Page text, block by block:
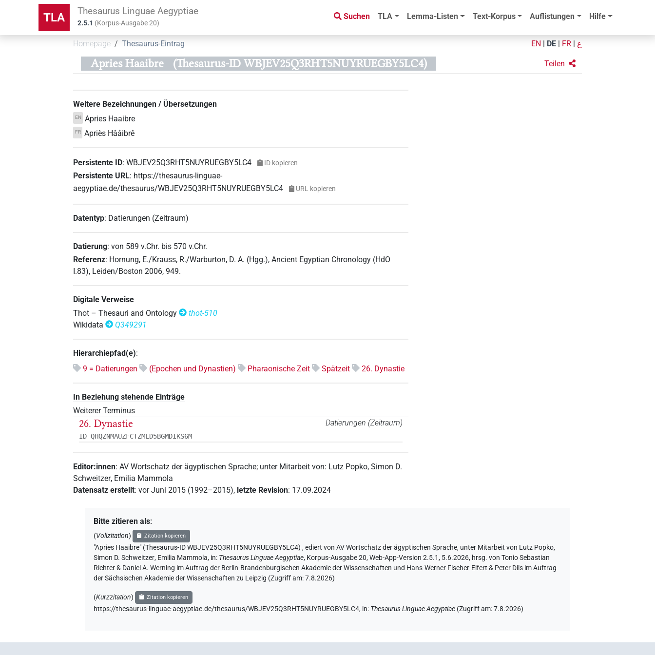
TLA Thesaurus Linguae Aegyptiae
2.5.1 (Korpus-Ausgabe20)
Suchen TLA Lemma-Listen Text-Korpus Auflistungen Hilfe
Homepage Thesaurus-Eintrag EN DE FR ع
Apries Haaibre (Thesaurus-ID WBJEV25Q3RHT5NUYRUEGBY5LC4) Teilen
Weitere Bezeichnungen / Übersetzungen
EN Apries Haaibre
FR Apriès Hââibrê
Persistente ID:WBJEV25Q3RHT5NUYRUEGBY5LC4 ID kopieren
Persistente URL: https://thesaurus-linguae-
aegyptiae.de/thesaurus/WBJEV25Q3RHT5NUYRUEGBY5LC4
URL kopieren
Datentyp: Datierungen (Zeitraum)
Datierung:von 589 v.Chr. bis 570 v.Chr.
Referenz: Hornung, E./Krauss, R./Warburton, D. A. (Hgg.), Ancient Egyptian Chronology (HdO
I.83), Leiden/Boston 2006, 949.
Digitale Verweise
Thot – Thesauri and Ontology
thot-510
Wikidata
Q349291
Hierarchiepfad(e):
9 = Datierungen
(Epochen und Dynastien) Pharaonische Zeit Spätzeit 26. Dynastie
In Beziehung stehende Einträge
Weiterer Terminus
Datierungen (Zeitraum)
26. Dynastie
ID QHQZNMAUZFCTZMLD5BGMDIKS6M
Editor:innen:AV Wortschatz der ägyptischen Sprache; unter Mitarbeit von: Lutz Popko,Simon D.
Schweitzer, Emilia Mammola
Datensatz erstellt:vor Juni 2015 (1992–2015), letzte Revision: 17.09.2024
Bitte zitieren als:
(Vollzitation) Zitation kopieren
"Apries Haaibre" (Thesaurus-ID WBJEV25Q3RHT5NUYRUEGBY5LC4),ediert von AV Wortschatz der ägyptischen Sprache, unter Mitarbeit von Lutz Popko,
Simon D. Schweitzer, Emilia Mammola, in: Thesaurus Linguae Aegyptiae, Korpus-Ausgabe 20, Web-App-Version 2.5.1, 5.6.2026, hrsg. von Tonio Sebastian
Richter & Daniel A. Werning im Auftrag der Berlin-Brandenburgischen Akademie der Wissenschaften und Hans-Werner Fischer-Elfert & Peter Dils im Auftrag
der Sächsischen Akademie der Wissenschaften zu Leipzig (Zugriff am:7.8.2026)
(Kurzzitation) Zitation kopieren
https://thesaurus-linguae-aegyptiae.de/thesaurus/WBJEV25Q3RHT5NUYRUEGBY5LC4, in: Thesaurus Linguae Aegyptiae (Zugriff am:7.8.2026)